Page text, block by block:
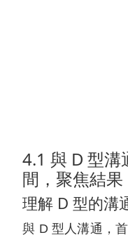
4.1 與 D 型
間，聚焦結果
理解 D 型的溝
與 D 型人溝通，